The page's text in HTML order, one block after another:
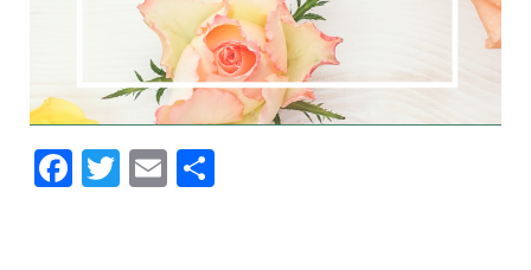
Facebook
Twitter
Email